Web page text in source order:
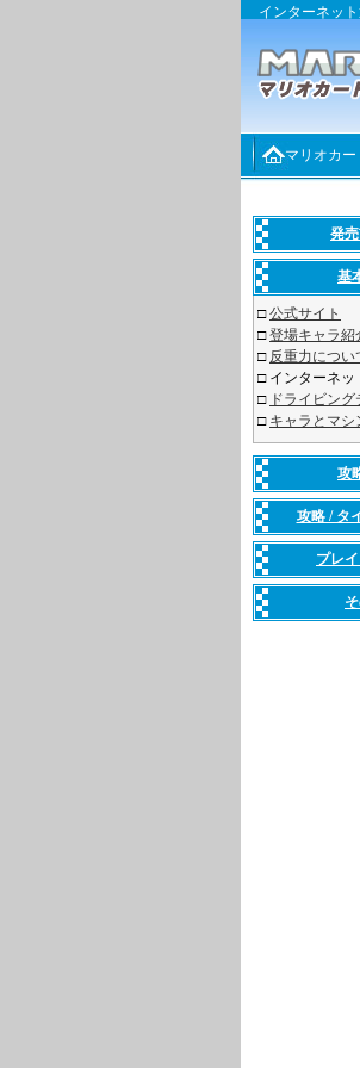
インターネッ
発
基
□公式サイト
□登場キャラ紹
□ 反重力につい
□ インターネッ
□ ドライビング
□ キャラとマシ
攻
攻略 / タ
プレ
マリオカー